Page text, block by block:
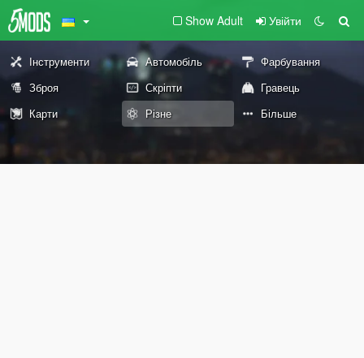
Show Adult Увійти
Інструменти Автомобіль
Фарбування
Зброя
Скріпти
Гравець
Карти
Різне Більше